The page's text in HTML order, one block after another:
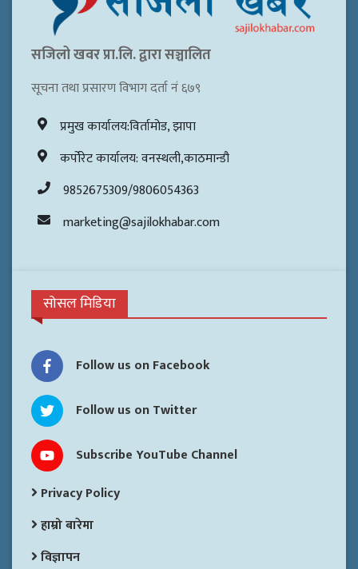
सजिलो खवर प्रा.लि. द्वारा सञ्चालित
सूचना तथा प्रसारण विभाग दर्ता नं ६७९
प्रमुख कार्यालय:विर्तामोड, झापा
कर्पोरेट कार्यालय: वनस्थली,काठमान्डौ
9852675309/9806054363
marketing@sajilokhabar.com
सोसल मिडिया
Follow us on Facebook
Follow us on Twitter
Subscribe YouTube Channel
Privacy Policy
हाम्रो बारेमा
विज्ञापन